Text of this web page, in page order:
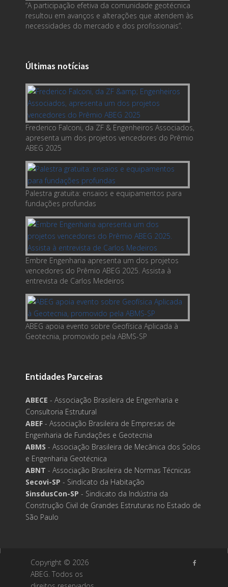
“A participação efetiva da comunidade geotécnica
resultou em avanços e alterações que atendem às
necessidades do mercado e dos profissionais”.
Últimas notícias
Frederico Falconi, da ZF & Engenheiros Associados,
apresenta um dos projetos vencedores do Prêmio
ABEG 2025
Palestra gratuita: ensaios e equipamentos para
fundações profundas
Embre Engenharia apresenta um dos projetos
vencedores do Prêmio ABEG 2025. Assista à
entrevista de Carlos Medeiros
ABEG apoia evento sobre Geofísica Aplicada à
Geotecnia, promovido pela ABMS-SP
Entidades Parceiras
ABECE - Associação Brasileira de Engenharia e
Consultoria Estrutural
ABEF - Associação Brasileira de Empresas de
Engenharia de Fundações e Geotecnia
ABMS - Associação Brasileira de Mecânica dos Solos
e Engenharia Geotécnica
ABNT - Associação Brasileira de Normas Técnicas
Secovi-SP - Sindicato da Habitação
SinsdusCon-SP - Sindicato da Indústria da
Construção Civil de Grandes Estruturas no Estado de
São Paulo
Copyright © 2026
ABEG. Todos os